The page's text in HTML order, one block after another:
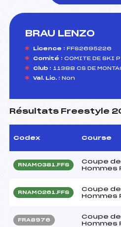
BRAU LENZO
Licence : FFS2695226
Comité : COMITE DE SKI
Club : 11388 CS DE
Val. Lic. : Non
Résultats Freestyle
Codex Course
RNAM0381.FFS
Coupe
Hommes
RNAM0261.FFS
Coupe
Hommes
FRA8976
Coupe
Hommes